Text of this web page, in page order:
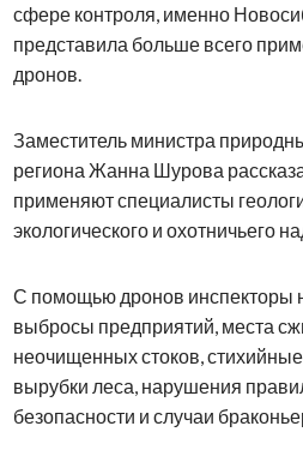
сфере контроля, именно
представила больше всего
дронов.
Заместитель министра
региона Жанна Шурова
применяют специалисты
экологического и охотничьего
С помощью дронов инспекторы
выбросы предприятий, места
неочищенных стоков,
вырубки леса, нарушения
безопасности и случаи